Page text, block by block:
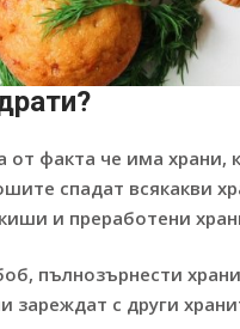
факта че има храни,
спадат всякакви
и преработени
пълнозърнести
с други